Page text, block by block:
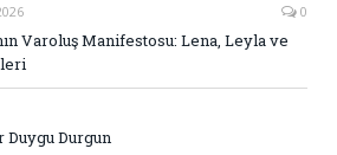
0
Varoluş Manifestosu: Lena, Leyla ve
Duygu Durgun